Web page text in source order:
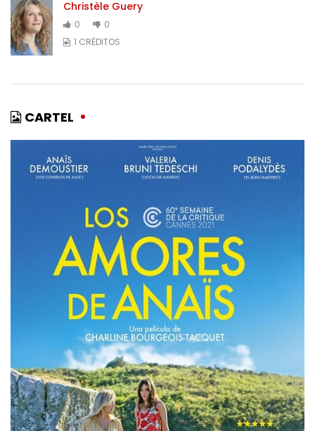
Christèle Guery
0
0
1 CRÉDITOS
CARTEL